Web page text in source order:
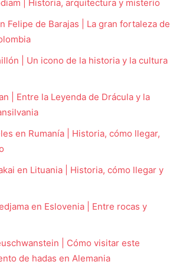
| Historia, arquitectura y misterio
Felipe de Barajas | La gran fortaleza de
| Un icono de la historia y la cultura
| Entre la Leyenda de Drácula y la
en Rumanía | Historia, cómo llegar,
en Lituania | Historia, cómo llegar y
en Eslovenia | Entre rocas y
| Cómo visitar este
de hadas en Alemania